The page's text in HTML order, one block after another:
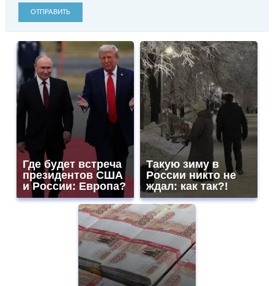
ОТПРАВИТЬ
Где будет встреча
президентов США
и России: Европа?
Такую зиму в
России никто не
ждал: как так?!